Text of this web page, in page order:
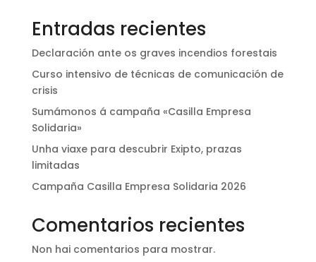
Entradas recientes
Declaración ante os graves incendios forestais
Curso intensivo de técnicas de comunicación de
crisis
Sumámonos á campaña «Casilla Empresa
Solidaria»
Unha viaxe para descubrir Exipto, prazas
limitadas
Campaña Casilla Empresa Solidaria 2026
Comentarios recientes
Non hai comentarios para mostrar.